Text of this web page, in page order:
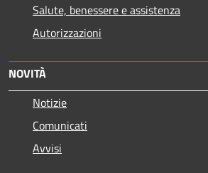
Salute, benessere e assistenza
Autorizzazioni
NOVITÀ
Notizie
Comunicati
Avvisi